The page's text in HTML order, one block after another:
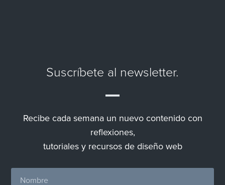
Suscríbete al newsletter.
Recibe cada semana un nuevo contenido con
reflexiones,
tutoriales y recursos de diseño web